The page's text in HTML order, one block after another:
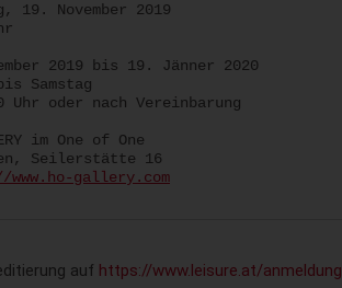
November 2019
2019 bis 19. Jänner 2020
Samstag
oder nach Vereinbarung
One of One
Seilerstätte 16
gallery.com
auf https://www.leisure.at/anmeldung